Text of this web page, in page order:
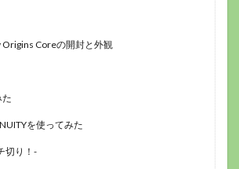
Origins Coreの開封と外観
を使ってみた
切り！-